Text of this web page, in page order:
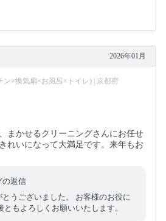
2026年01月
ン×換気扇×お風呂×トイレ) | 京都府
まかせるクリーニングさんにお任せ
れいになって大満足です。来年もお
の返信
うございました。 お客様のお役に
もよろしくお願いいたします。